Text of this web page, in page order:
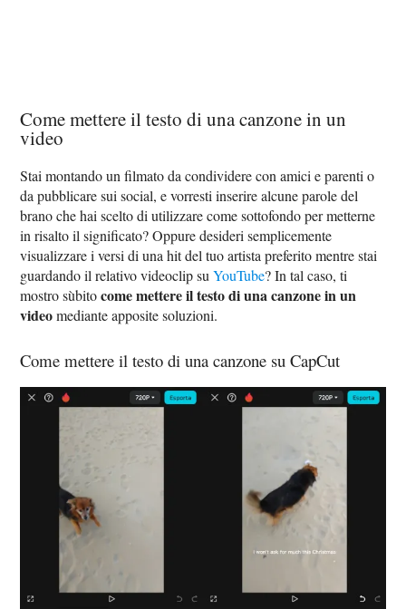
Come mettere il testo di una canzone in un
video
Stai montando un filmato da condividere con amici e parenti o
da pubblicare sui social, e vorresti inserire alcune parole del
brano che hai scelto di utilizzare come sottofondo per metterne
in risalto il significato? Oppure desideri semplicemente
visualizzare i versi di una hit del tuo artista preferito mentre stai
guardando il relativo videoclip suYouTube? In tal caso, ti
mostro sùbitocome mettere il testo di una canzone in un
videomediante apposite soluzioni.
Come mettere il testo di una canzone su CapCut